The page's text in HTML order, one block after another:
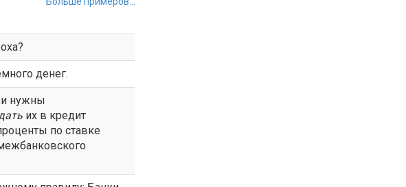
денег.
нужны
их в кредит
по ставке